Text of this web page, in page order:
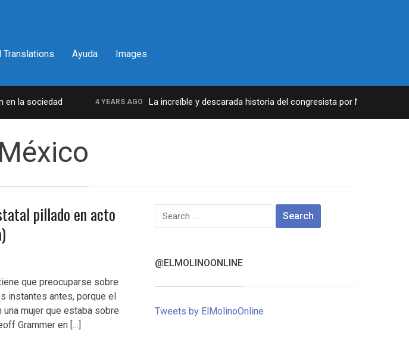
Translations Ayuda Images
la sociedad 4 YEARS AGO La increíble y descarada historia del congresista por NY George
pillado en acto
que preocuparse sobre
instantes antes, porque el
mujer que estaba sobre
Grammer en […]
Search
for:
@ELMOLINOONLINE
Tweets by ElMolinoOnline